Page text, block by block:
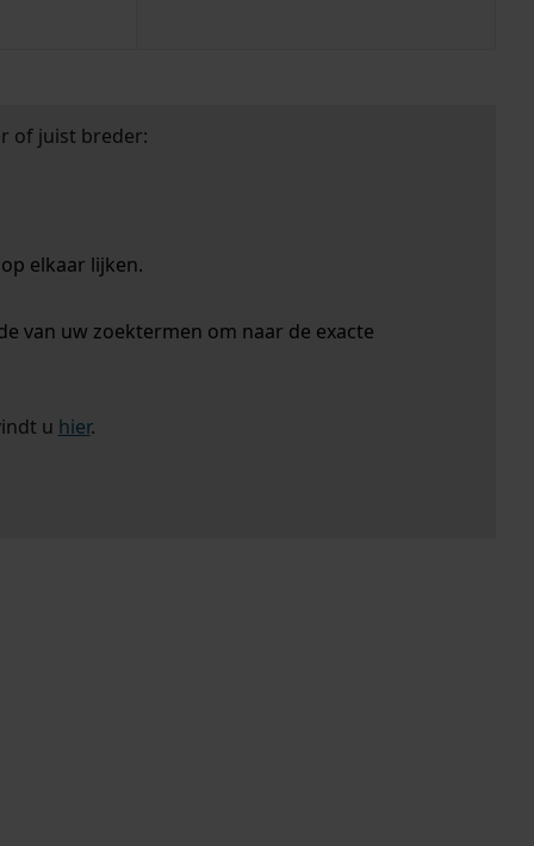
of juist breder:
elkaar lijken.
van uw zoektermen om naar de exacte
u hier.